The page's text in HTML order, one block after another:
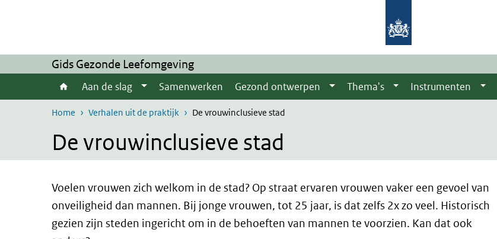
Gids Gezonde Leefomgeving
Aan de slag Samenwerken Gezond ontwerpen Thema's Instrumenten
Home Verhalen uit de praktijk De vrouwinclusieve stad
De vrouwinclusieve stad
Voelen vrouwen zich welkom in de stad? Op straat ervaren vrouwen vaker een gevoel van
onveiligheid dan mannen. Bij jonge vrouwen, tot 25 jaar, is dat zelfs 2x zo veel. Historisch
gezien zijn steden ingericht om in de behoeften van mannen te voorzien. Kan dat ook